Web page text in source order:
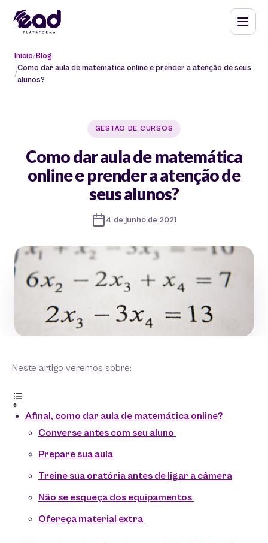
Início Blog
Como dar aula de matemática online e prender a atenção de seus
alunos?
GESTÃO DE CURSOS
Como dar aula de matemática
online e prender a atenção de
seus alunos?
4 de junho de 2021
Neste artigo veremos sobre:
Afinal, como dar aula de matemática online?
Converse antes com seu aluno
Prepare sua aula
Treine sua oratória antes de ligar a câmera
Não se esqueça dos equipamentos
Ofereça material extra